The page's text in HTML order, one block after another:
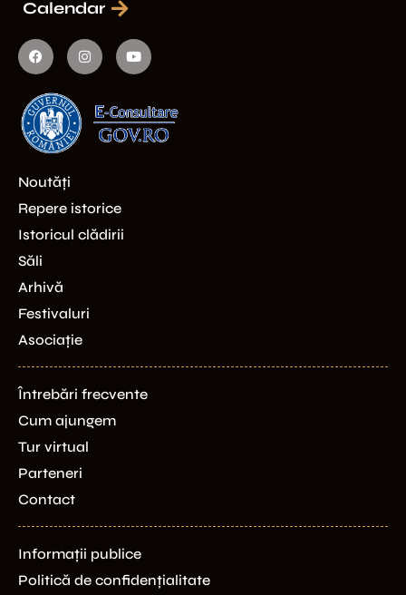
Calendar
Noutăți
Repere istorice
Istoricul clădirii
Săli
Arhivă
Festivaluri
Asociație
Întrebări frecvente
Cum ajungem
Tur virtual
Parteneri
Contact
Informații publice
Politică de confidențialitate